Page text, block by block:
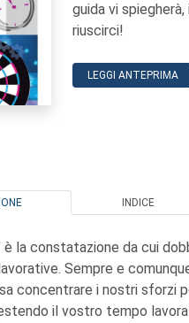
guida vi
riuscirci!
LEGGI ANTEPRIMA
INDICE
è la constatazione da cui
Sempre e
concentrare i nostri sforzi
il vostro tempo